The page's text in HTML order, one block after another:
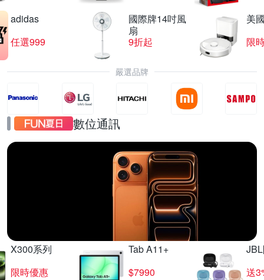
adidas
任選999
國際牌14吋風
扇
9折起
美
限
嚴選品牌
數位通訊
X300系列
限時優惠
Tab A11+
$7990
送